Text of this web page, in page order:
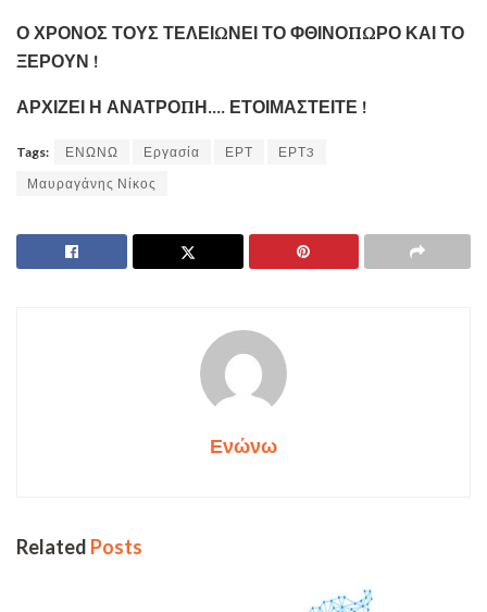
Ο ΧΡΟΝΟΣ ΤΟΥΣ ΤΕΛΕΙΩΝΕΙ ΤΟ ΦΘΙΝΟΠΩΡΟ ΚΑΙ ΤΟ
ΞΕΡΟΥΝ !
ΑΡΧΙΖΕΙ Η ΑΝΑΤΡΟΠΗ…. ΕΤΟΙΜΑΣΤΕΙΤΕ !
Tags: ΕΝΩΝΩ Εργασία ΕΡΤ
ΕΡΤ3
Μαυραγάνης Νίκος
Ενώνω
Related Posts